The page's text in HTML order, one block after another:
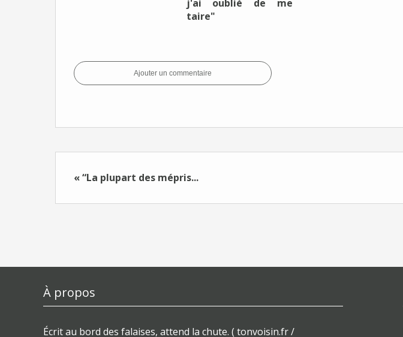
j'ai oublié de me
taire"
Ajouter un commentaire
« “La plupart des mépris...
À propos
Écrit au bord des falaises, attend la chute. ( tonvoisin.fr /